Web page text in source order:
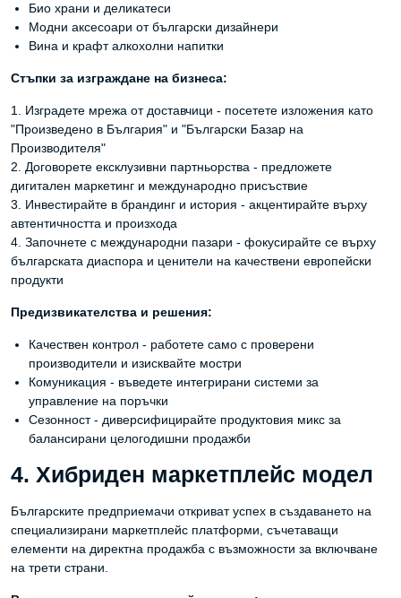
Био храни и деликатеси
Модни аксесоари от български дизайнери
Вина и крафт алкохолни напитки
Стъпки за изграждане на бизнеса:
1. Изградете мрежа от доставчици - посетете изложения като
"Произведено в България" и "Български Базар на
Производителя"
2. Договорете ексклузивни партньорства - предложете
дигитален маркетинг и международно присъствие
3. Инвестирайте в брандинг и история - акцентирайте върху
автентичността и произхода
4. Започнете с международни пазари - фокусирайте се върху
българската диаспора и ценители на качествени европейски
продукти
Предизвикателства и решения:
Качествен контрол - работете само с проверени
производители и изисквайте мостри
Комуникация - въведете интегрирани системи за
управление на поръчки
Сезонност - диверсифицирайте продуктовия микс за
балансирани целогодишни продажби
4. Хибриден маркетплейс модел
Българските предприемачи откриват успех в създаването на
специализирани маркетплейс платформи, съчетаващи
елементи на директна продажба с възможности за включване
на трети страни.